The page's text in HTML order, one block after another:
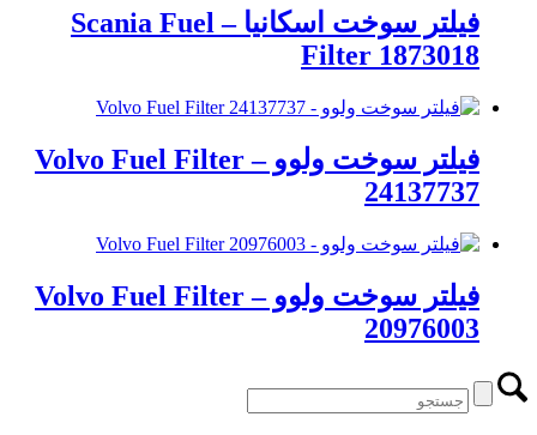
فیلتر سوخت اسکانیا – Scania Fuel
Filter 1873018
فیلتر سوخت ولوو – Volvo Fuel Filter
24137737
فیلتر سوخت ولوو – Volvo Fuel Filter
20976003